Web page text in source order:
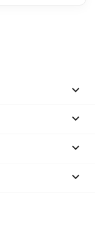


keyboard_arrow_down
